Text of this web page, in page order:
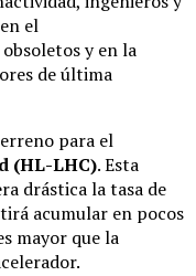
el
y en la
de última
para el
(HL-LHC). Esta
drástica la tasa de
acumular en pocos
mayor que la